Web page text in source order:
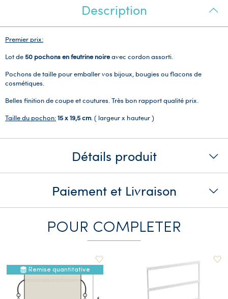
Description
Premier prix:
Lot de50 pochons en feutrine noireavec cordon assorti.
Pochons de taille pour emballer vos bijoux, bougies ou flacons de
cosmétiques.
Belles finition de coupe et coutures. Très bon rapport qualité prix.
Taille du pochon:15 x 19,5 cm. ( largeur x hauteur )
Détails produit
Paiement et Livraison
POUR COMPLETER
Remise quantitative